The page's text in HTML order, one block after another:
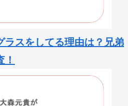
ラスをしてる理由は？兄弟